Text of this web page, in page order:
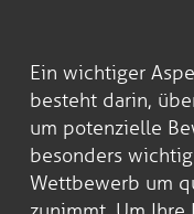
Ein wichtiger
besteht darin,
um potenzielle
besonders
Wettbewerb um